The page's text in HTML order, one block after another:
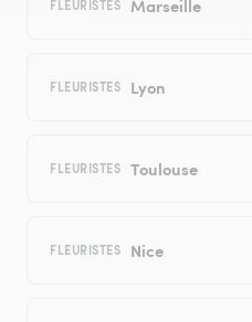
FLEURISTES Marseille
FLEURISTES Lyon
FLEURISTES Toulouse
FLEURISTES Nice